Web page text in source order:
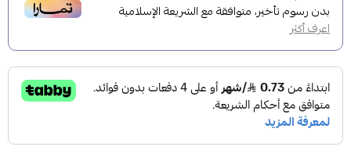
بدون رسوم تأخير، متوافقة مع الشريعة الإسلامية
اعرف أكثر